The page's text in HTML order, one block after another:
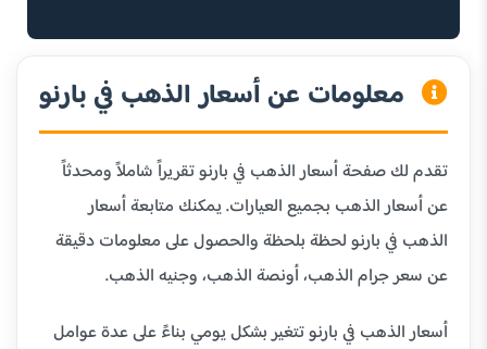
معلومات عن أسعار الذهب في بارنو
تقدم لك صفحة أسعار الذهب في بارنو تقريراً شاملاً ومحدثاً
عن أسعار الذهب بجميع العيارات. يمكنك متابعة أسعار
الذهب في بارنو لحظة بلحظة والحصول على معلومات دقيقة
عن سعر جرام الذهب، أونصة الذهب، وجنيه الذهب.
أسعار الذهب في بارنو تتغير بشكل يومي بناءً على عدة عوامل